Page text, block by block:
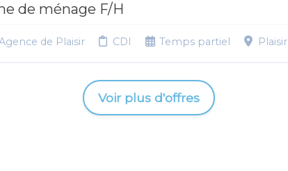
de ménage F/H
de Plaisir CDI Temps partiel Plaisir
Voir plus d'offres